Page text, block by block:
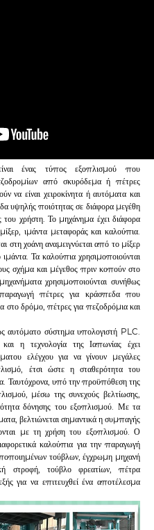
ένας τύπος εξοπλισμού που
από σκυρόδεμα ή πέτρες
είναι χειροκίνητα ή αυτόματα και
υψηλής ποιότητας σε διάφορα μεγέθη
χρήστη. Το μηχάνημα έχει διάφορα
ιμάντα μεταφοράς και καλούπια.
στη χοάνη αναμειγνύεται από το μίξερ
ιμάντα. Τα καλούπια χρησιμοποιούνται
σχήμα και μέγεθος πριν κοπούν στο
χρησιμοποιούνται συνήθως
πέτρες για κράσπεδα που
στο δρόμο, πέτρες για πεζοδρόμια και
αυτόματο σύστημα υπολογιστή PLC.
η τεχνολογία της Ιαπωνίας έχει
ελέγχου για να γίνουν μεγάλες
έτσι ώστε η σταθερότητα του
Ταυτόχρονα, υπό την προϋπόθεση της
μέσω της συνεχούς βελτίωσης,
δόνησης του εξοπλισμού. Με τα
βελτιώνεται σημαντικά η συμπαγής
με τη χρήση του εξοπλισμού. Ο
καλούπια για την παραγωγή
τούβλων, έγχρωμη μηχανή
στροφή, τούβλο φρεατίων, πέτρα
για να επιτευχθεί ένα αποτέλεσμα